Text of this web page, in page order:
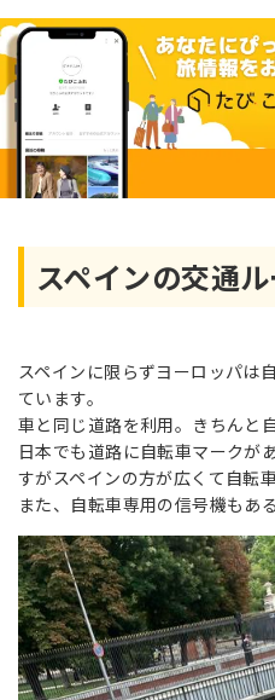
スペインの交通
スペインに限らずヨーロッパは
ています。
車と同じ道路を利用。きちんと
日本でも道路に自転車マークが
すがスペインの方が広くて自転
また、自転車専用の信号機もあ